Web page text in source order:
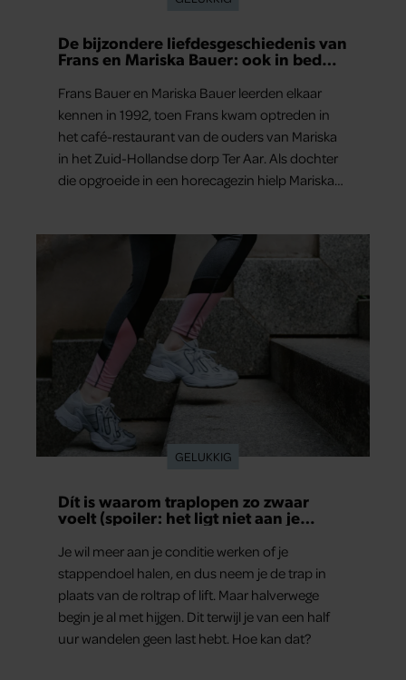
De bijzondere liefdesgeschiedenis van
Frans en Mariska Bauer: ook in bed
Frans Bauer en Mariska Bauer leerden elkaar
kennen in 1992, toen Frans kwam optreden in
het café-restaurant van de ouders van Mariska
in het Zuid-Hollandse dorp Ter Aar. Als dochter
die opgroeide in een horecagezin hielp Mariska
GELUKKIG
Dít is waarom traplopen zo zwaar
voelt (spoiler: het ligt niet aan je
Je wil meer aan je conditie werken of je
stappendoel halen, en dus neem je de trap in
plaats van de roltrap of lift. Maar halverwege
begin je al met hijgen. Dit terwijl je van een half
uur wandelen geen last hebt. Hoe kan dat?